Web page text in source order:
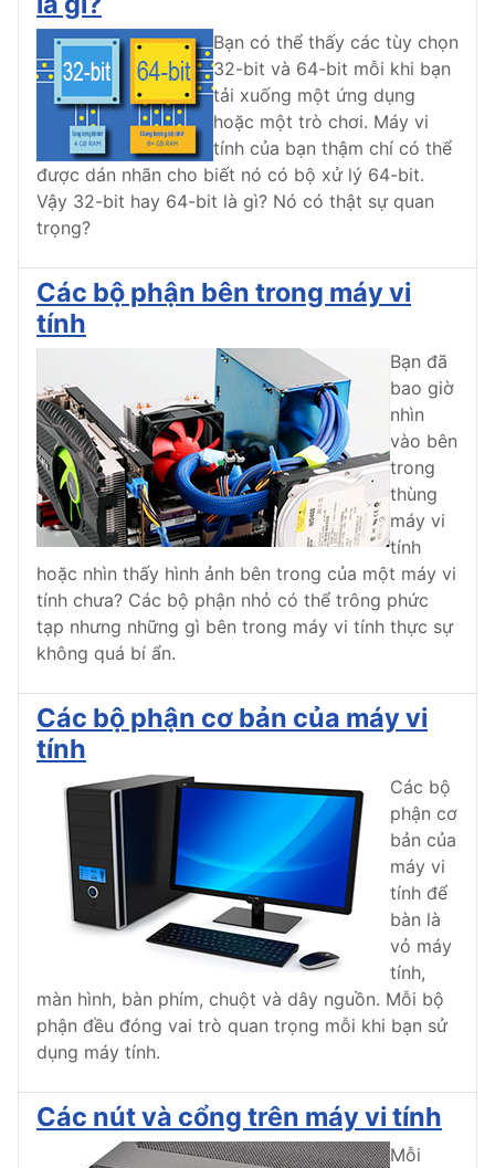
Bạn có thể thấy các tùy chọn
32-bit và 64-bit mỗi khi bạn
tải xuống một ứng dụng
hoặc một trò chơi. Máy vi
tính của bạn thậm chí có thể
được dán nhãn cho biết nó có bộ xử lý 64-bit.
Vậy 32-bit hay 64-bit là gì? Nó có thật sự quan
trọng?
Các bộ phận bên trong máy vi
tính
Bạn đã
bao giờ
nhìn
vào bên
trong
thùng
máy vi
tính
hoặc nhìn thấy hình ảnh bên trong của một máy vi
tính chưa? Các bộ phận nhỏ có thể trông phức
tạp nhưng những gì bên trong máy vi tính thực sự
không quá bí ẩn.
Các bộ phận cơ bản của máy vi
tính
Các bộ
phận cơ
bản của
máy vi
tính để
bàn là
vỏ máy
tính,
màn hình, bàn phím, chuột và dây nguồn. Mỗi bộ
phận đều đóng vai trò quan trọng mỗi khi bạn sử
dụng máy tính.
Các nút và cổng trên máy vi tính
Mỗi